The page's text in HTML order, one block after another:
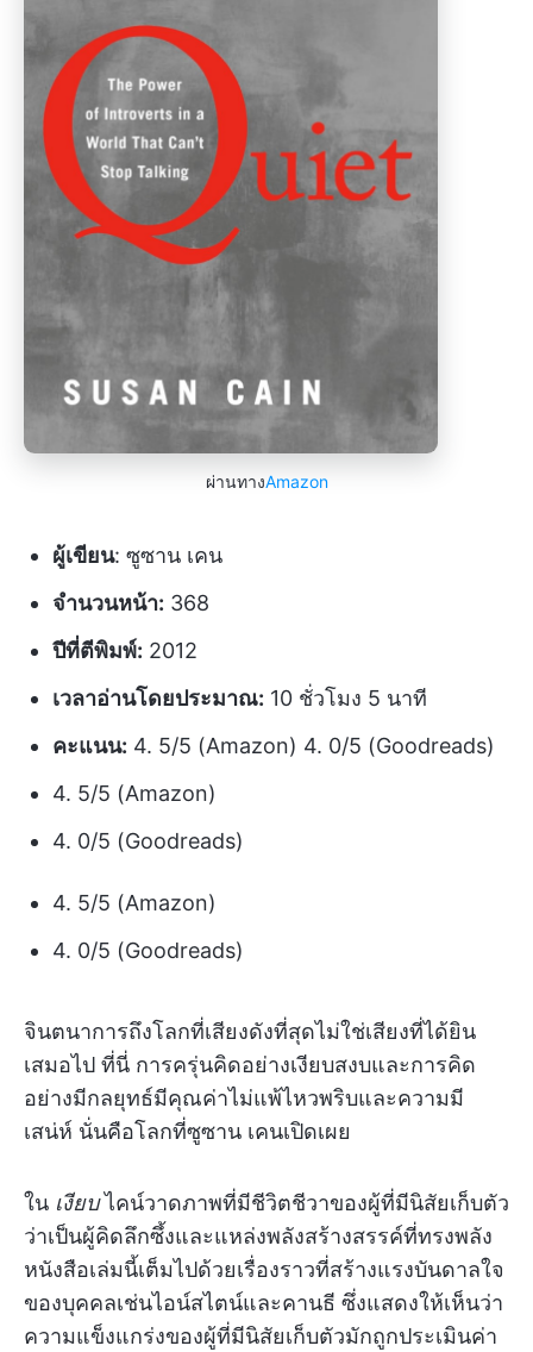
ผ่านทางAmazon
ผู้เขียน: ซูซาน เคน
จำนวนหน้า: 368
ปีที่ตีพิมพ์: 2012
เวลาอ่านโดยประมาณ: 10 ชั่วโมง 5 นาที
คะแนน: 4. 5/5 (Amazon) 4. 0/5 (Goodreads)
4. 5/5 (Amazon)
4. 0/5 (Goodreads)
4. 5/5 (Amazon)
4. 0/5 (Goodreads)
จินตนาการถึงโลกที่เสียงดังที่สุดไม่ใช่เสียงที่ได้ยิน
เสมอไป ที่นี่ การครุ่นคิดอย่างเงียบสงบและการคิด
อย่างมีกลยุทธ์มีคุณค่าไม่แพ้ไหวพริบและความมี
เสน่ห์ นั่นคือโลกที่ซูซาน เคนเปิดเผย
ใน เงียบไคน์วาดภาพที่มีชีวิตชีวาของผู้ที่มีนิสัยเก็บตัว
ว่าเป็นผู้คิดลึกซึ้งและแหล่งพลังสร้างสรรค์ที่ทรงพลัง
หนังสือเล่มนี้เต็มไปด้วยเรื่องราวที่สร้างแรงบันดาลใจ
ของบุคคลเช่นไอน์สไตน์และคานธี ซึ่งแสดงให้เห็นว่า
ความแข็งแกร่งของผู้ที่มีนิสัยเก็บตัวมักถูกประเมินค่า